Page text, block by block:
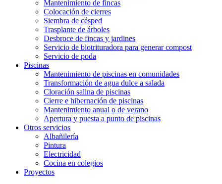
Mantenimiento de fincas
Colocación de cierres
Siembra de césped
Trasplante de árboles
Desbroce de fincas y jardines
Servicio de biotrituradora para generar compost
Servicio de poda
Piscinas
Mantenimiento de piscinas en comunidades
Transformación de agua dulce a salada
Cloración salina de piscinas
Cierre e hibernación de piscinas
Mantenimiento anual o de verano
Apertura y puesta a punto de piscinas
Otros servicios
Albañilería
Pintura
Electricidad
Cocina en colegios
Proyectos